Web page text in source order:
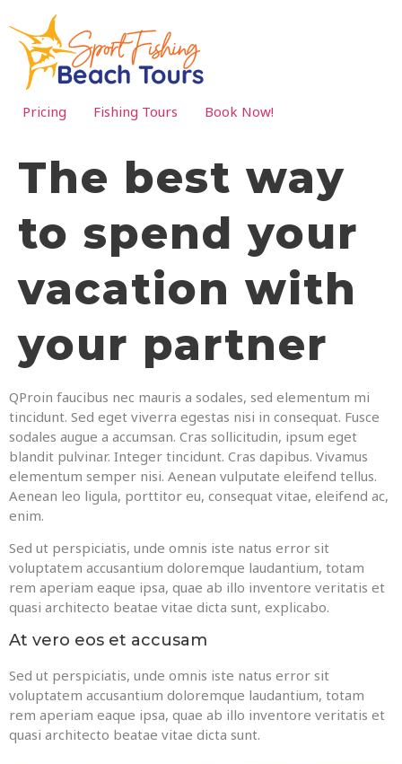
Pricing Fishing Tours Book Now!
The best way
to spend your
vacation with
your partner
QProin faucibus nec mauris a sodales, sed elementum mi
tincidunt. Sed eget viverra egestas nisi in consequat. Fusce
sodales augue a accumsan. Cras sollicitudin, ipsum eget
blandit pulvinar. Integer tincidunt. Cras dapibus. Vivamus
elementum semper nisi. Aenean vulputate eleifend tellus.
Aenean leo ligula, porttitor eu, consequat vitae, eleifend ac,
enim.
Sed ut perspiciatis, unde omnis iste natus error sit
voluptatem accusantium doloremque laudantium, totam
rem aperiam eaque ipsa, quae ab illo inventore veritatis et
quasi architecto beatae vitae dicta sunt, explicabo.
At vero eos et accusam
Sed ut perspiciatis, unde omnis iste natus error sit
voluptatem accusantium doloremque laudantium, totam
rem aperiam eaque ipsa, quae ab illo inventore veritatis et
quasi architecto beatae vitae dicta sunt.